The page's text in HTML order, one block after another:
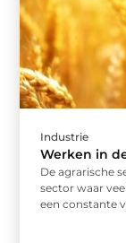
Industrie
Werken in
De agrarische
sector waar
een constante